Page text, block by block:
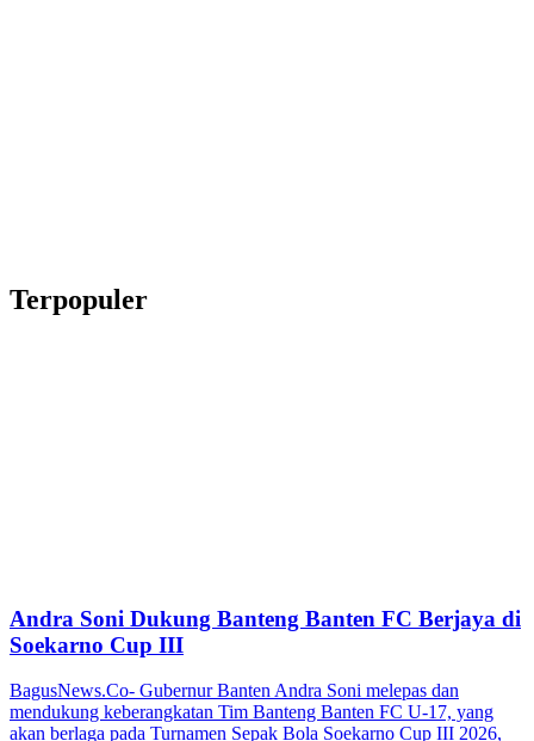
Terpopuler
Andra Soni Dukung Banteng Banten FC Berjaya di
Soekarno Cup III
BagusNews.Co- Gubernur Banten Andra Soni melepas dan
mendukung keberangkatan Tim Banteng Banten FC U-17, yang
akan berlaga pada Turnamen Sepak Bola Soekarno Cup III 2026,